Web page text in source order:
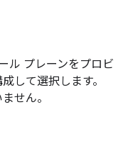
ル プレーンをプロビ
して選択します。
せん。